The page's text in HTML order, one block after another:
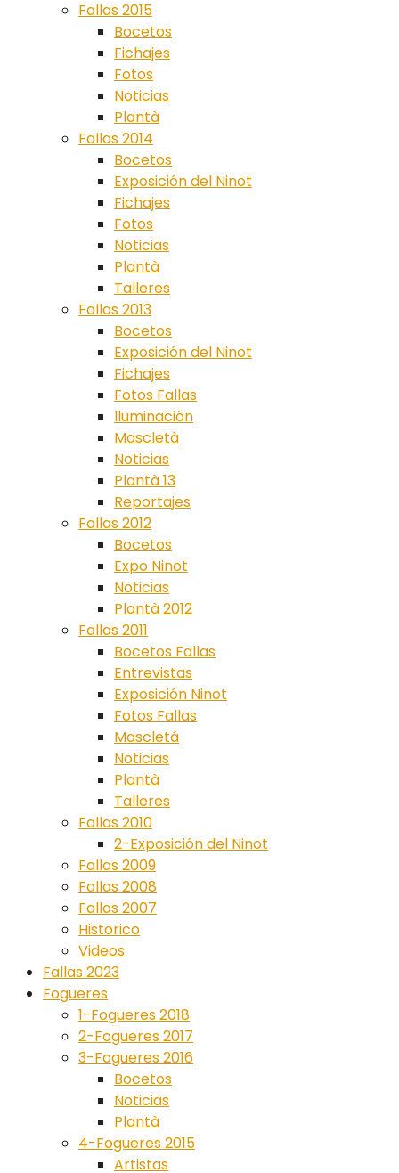
Fallas 2015
Bocetos
Fichajes
Fotos
Noticias
Plantà
Fallas 2014
Bocetos
Exposición del Ninot
Fichajes
Fotos
Noticias
Plantà
Talleres
Fallas 2013
Bocetos
Exposición del Ninot
Fichajes
Fotos Fallas
Iluminación
Mascletà
Noticias
Plantà 13
Reportajes
Fallas 2012
Bocetos
Expo Ninot
Noticias
Plantà 2012
Fallas 2011
Bocetos Fallas
Entrevistas
Exposición Ninot
Fotos Fallas
Mascletá
Noticias
Plantà
Talleres
Fallas 2010
2-Exposición del Ninot
Fallas 2009
Fallas 2008
Fallas 2007
Historico
Videos
Fallas 2023
Fogueres
1-Fogueres 2018
2-Fogueres 2017
3-Fogueres 2016
Bocetos
Noticias
Plantà
4-Fogueres 2015
Artistas